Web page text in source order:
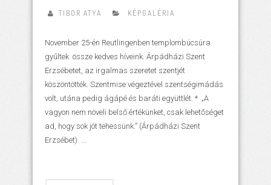
TIBOR ATYA KÉPGALÉRIA
November 25-én Reutlingenben templombúcsúra
gyűltek össze kedves híveink. Árpádházi Szent
Erzsébetet, az irgalmas szeretet szentjét
köszöntötték. Szentmise végeztével szentségimádás
volt, utána pedig ágápé és baráti együttlét. * „A
vagyon nem növeli belső értékünket, csak lehetőséget
ad, hogy sok jót tehessünk.” (Árpádházi Szent
Erzsébet) ...